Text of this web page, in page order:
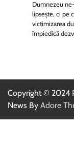
Dumnezeu
lipsește, ci pe
victimizarea
împiedică
Copyright © 2024
News By Adore